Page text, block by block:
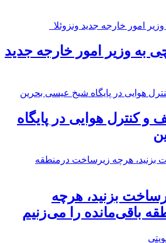
به وزیر امور خارجه جدید
و کنترل هوایی در پایگاه
بزنید، هرچه
باقی‌مانده را می‌زنیم